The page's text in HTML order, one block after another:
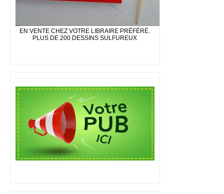
EN VENTE CHEZ VOTRE LIBRAIRE PRÉFÉRÉ.
PLUS DE 200 DESSINS SULFUREUX